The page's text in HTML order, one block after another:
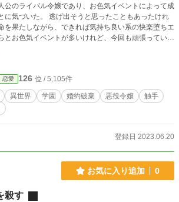
公のライバル令嬢であり、お色気イベントによって成
に気づいた。 逃げ出そうと思ったこともあったけれ
を果たしながら、できれば気持ち良い系の快楽堕ちエ
とお色気イベントが多いけれど、今回も頑張っていき
けれど、今回はちょっと違うような気がします。 繰
る話です。
恋愛 126 位 / 5,105件
異世界 学園 婚約破棄 悪役令嬢
触手
登録日 2023.06.20
お気に入り追加 0
殺す